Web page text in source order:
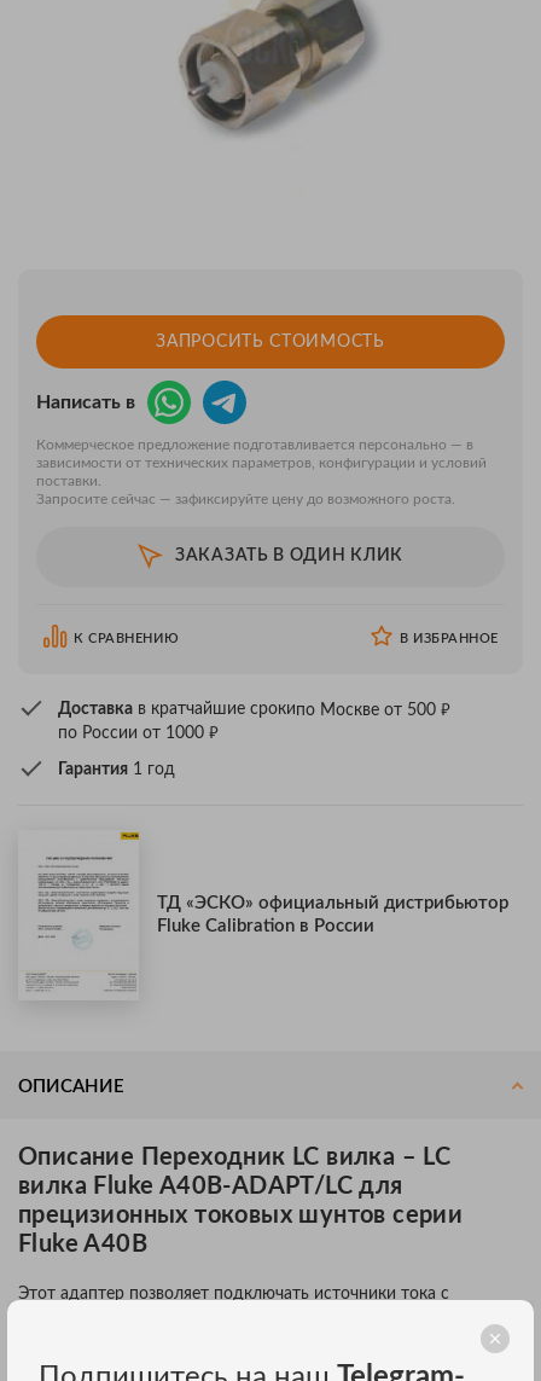
ЗАПРОСИТЬ СТОИМОСТЬ
Написать в
Коммерческое предложение подготавливается персонально — в
зависимости от технических параметров, конфигурации и условий
поставки.
Запросите сейчас — зафиксируйте цену до возможного роста.
ЗАКАЗАТЬ В ОДИН КЛИК
К СРАВНЕНИЮ В ИЗБРАННОЕ
Доставка в кратчайшие срокипо Москве от 500 ₽
по России от 1000 ₽
Гарантия 1 год
ТД «ЭСКО» официальный дистрибьютор
Fluke Calibration в России
ОПИСАНИЕ
Описание Переходник LC вилка – LC
вилка Fluke A40B-ADAPT/LC для
прецизионных токовых шунтов серии
Fluke A40B
Этот адаптер позволяет подключать источники тока с
типа LC (шунты 50 A и 100 A). Это также можно использовать с
A40B ADAPT / LCN, если требуется гнездовой соединительный